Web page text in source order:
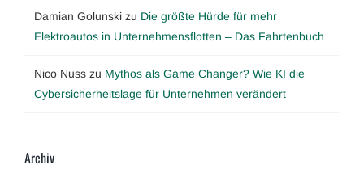
Damian Golunski zu Die größte Hürde für mehr
Elektroautos in Unternehmensflotten – Das Fahrtenbuch
Nico Nuss zu Mythos als Game Changer? Wie KI die
Cybersicherheitslage für Unternehmen verändert
Archiv